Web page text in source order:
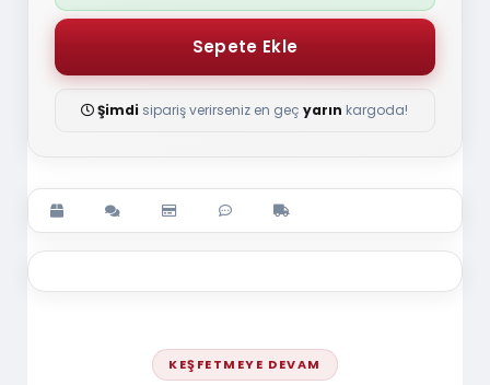
Şimdi sipariş verirseniz en geçyarın kargoda!
KEŞFETMEYE DEVAM